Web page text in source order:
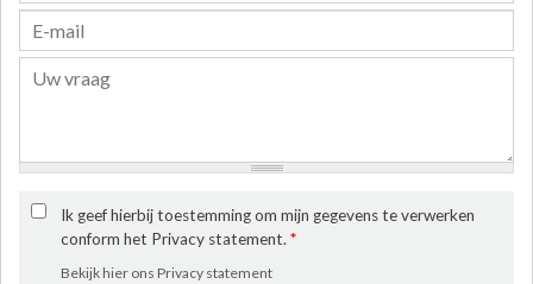
Ik geef hierbij toestemming om mijn gegevens te verwerken
conform het Privacy statement.*
Bekijk hier ons Privacy statement